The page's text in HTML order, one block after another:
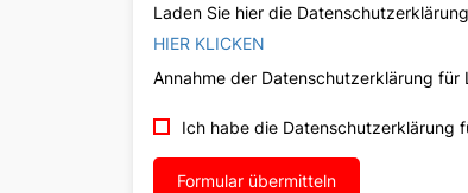
Laden Sie hier die
HIER KLICKEN
Annahme der Datenschutzerklärung für
Ich habe die Datenschutzerklärung
Formular übermitteln